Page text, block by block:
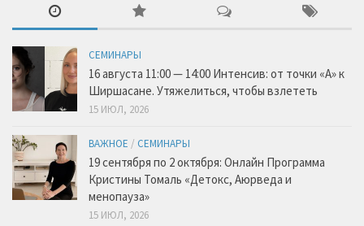
СЕМИНАРЫ
16 августа 11:00 — 14:00 Интенсив: от точки «А» к
Ширшасане. Утяжелиться, чтобы взлететь
15 ИЮЛ, 2026
ВАЖНОЕ / СЕМИНАРЫ
19 сентября по 2 октября: Онлайн Программа
Кристины Томаль «Детокс, Аюрведа и
менопауза»
15 ИЮЛ, 2026